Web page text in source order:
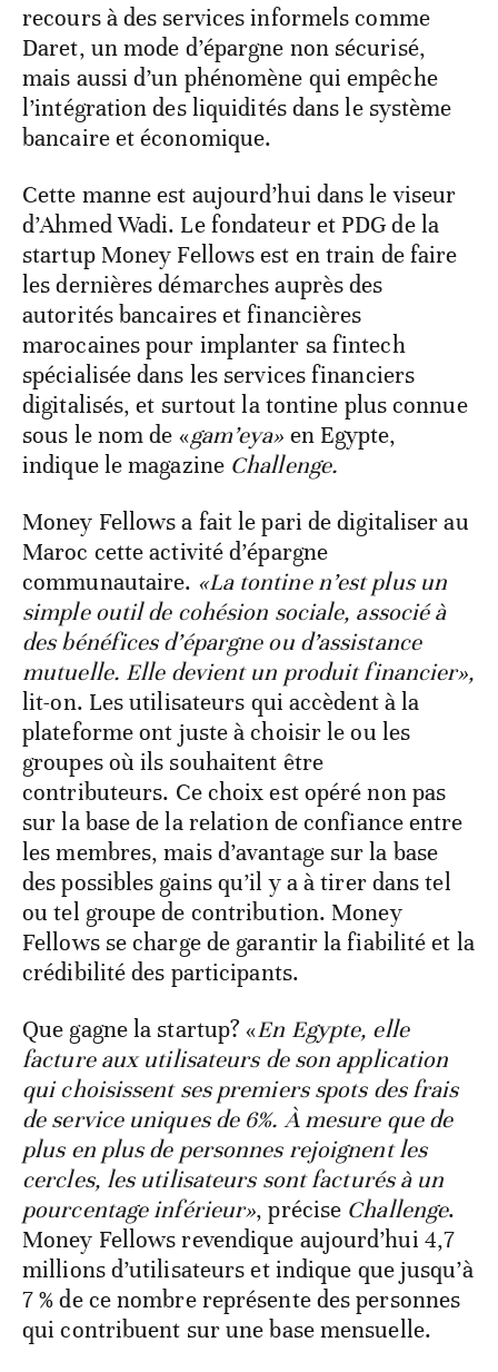
recours à des services informels comme
Daret, un mode d’épargne non sécurisé,
mais aussi d’un phénomène qui empêche
l’intégration des liquidités dans le système
bancaire et économique.
Cette manne est aujourd’hui dans le viseur
d’Ahmed Wadi. Le fondateur et PDG de la
startup Money Fellows est en train de faire
les dernières démarches auprès des
autorités bancaires et financières
marocaines pour implanter sa fintech
spécialisée dans les services financiers
digitalisés, et surtout la tontine plus connue
sous le nom de «gam’eya» en Egypte,
indique le magazine Challenge.
Money Fellows a fait le pari de digitaliser au
Maroc cette activité d’épargne
communautaire. «La tontine n’est plus un
simple outil de cohésion sociale, associé à
des bénéfices d’épargne ou d’assistance
mutuelle. Elle devient un produit financier»,
lit-on. Les utilisateurs qui accèdent à la
plateforme ont juste à choisir le ou les
groupes où ils souhaitent être
contributeurs. Ce choix est opéré non pas
sur la base de la relation de confiance entre
les membres, mais d’avantage sur la base
des possibles gains qu’il y a à tirer dans tel
ou tel groupe de contribution. Money
Fellows se charge de garantir la fiabilité et la
crédibilité des participants.
Que gagne la startup? «En Egypte, elle
facture aux utilisateurs de son application
qui choisissent ses premiers spots des frais
de service uniques de 6%. À mesure que de
plus en plus de personnes rejoignent les
cercles, les utilisateurs sont facturés à un
pourcentage inférieur», précise Challenge.
Money Fellows revendique aujourd’hui 4,7
millions d’utilisateurs et indique que jusqu’à
7 % de ce nombre représente des personnes
qui contribuent sur une base mensuelle.